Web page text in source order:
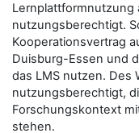
Lernplattformnutzung
nutzungsberechtigt.
Kooperationsvertrag
Duisburg-Essen und
das LMS nutzen. Des
nutzungsberechtigt,
Forschungskontext
stehen.